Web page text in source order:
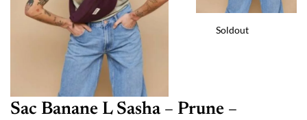
Soldout
Sac Banane L Sasha – Prune –